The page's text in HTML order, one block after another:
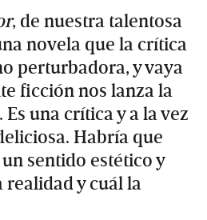
, de nuestra talentosa
novela que la crítica
perturbadora, y vaya
ficción nos lanza la
una crítica y a la vez
Habría que
sentido estético y
realidad y cuál la